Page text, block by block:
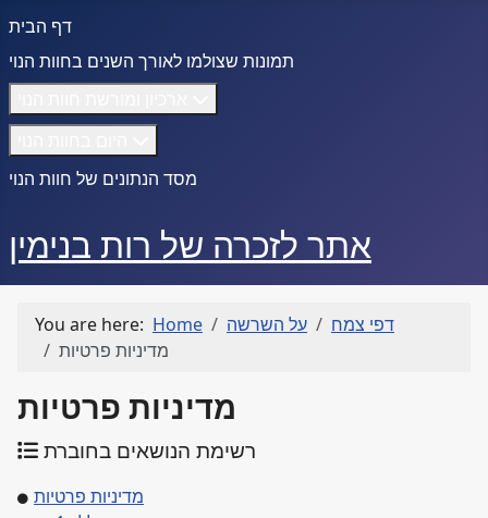
דף הבית
תמונות שצולמו לאורך השנים בחוות הנוי
מסד הנתונים של חוות הנוי
אתר לזכרה של רות בנימין
You are here: Home על השרשה
דפי צמח
מדיניות פרטיות
מדיניות פרטיות
רשימת הנושאים בחוברת
מדיניות פרטיות